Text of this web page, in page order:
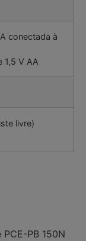
conectada à
1,5 V AA
livre)
PB 150N